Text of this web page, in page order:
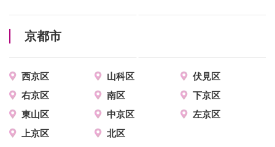
京都市
西京区 山科区
伏見区
右京区
南区
下京区
東山区
中京区
左京区
上京区
北区